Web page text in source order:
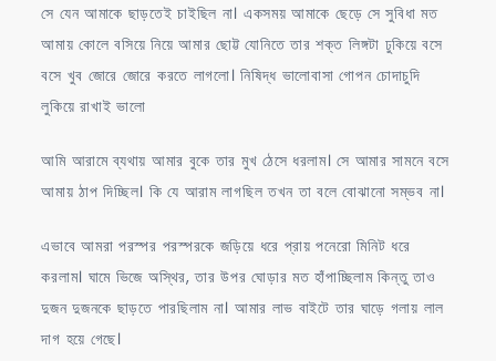
সে যেন আমাকে ছাড়তেই চাইছিল না। একসময় আমাকে ছেড়ে সে সুবিধা মত
আমায় কোলে বসিয়ে নিয়ে আমার ছোট্ট যোনিতে তার শক্ত লিঙ্গটা ঢুকিয়ে বসে
বসে খুব জোরে জোরে করতে লাগলো। নিষিদ্ধ ভালোবাসা গোপন চোদাচুদি
লুকিয়ে রাখাই ভালো
আমি আরামে ব্যথায় আমার বুকে তার মুখ ঠেসে ধরলাম। সে আমার সামনে বসে
আমায় ঠাপ দিচ্ছিল। কি যে আরাম লাগছিল তখন তা বলে বোঝানো সম্ভব না।
এভাবে আমরা পরস্পর পরস্পরকে জড়িয়ে ধরে প্রায় পনেরো মিনিট ধরে
করলাম। ঘামে ভিজে অস্থির, তার উপর ঘোড়ার মত হাঁপাচ্ছিলাম কিন্তু তাও
দুজন দুজনকে ছাড়তে পারছিলাম না। আমার লাভ বাইটে তার ঘাড়ে গলায় লাল
দাগ হয়ে গেছে।